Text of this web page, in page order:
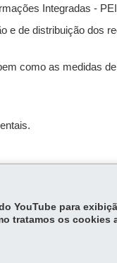
Integradas -
e de distribuição dos
como as medidas
YouTube para
tratamos os cookies